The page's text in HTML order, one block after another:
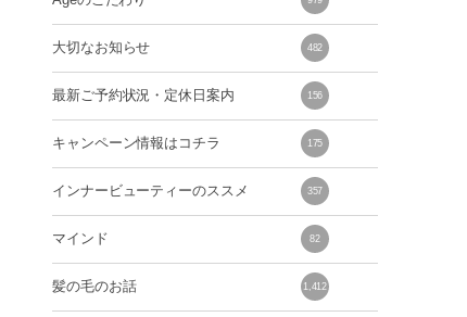
大切なお知らせ 482
最新ご予約状況・定休日案内 156
キャンペーン情報はコチラ 175
インナービューティーのススメ 357
マインド 82
髪の毛のお話 1,412